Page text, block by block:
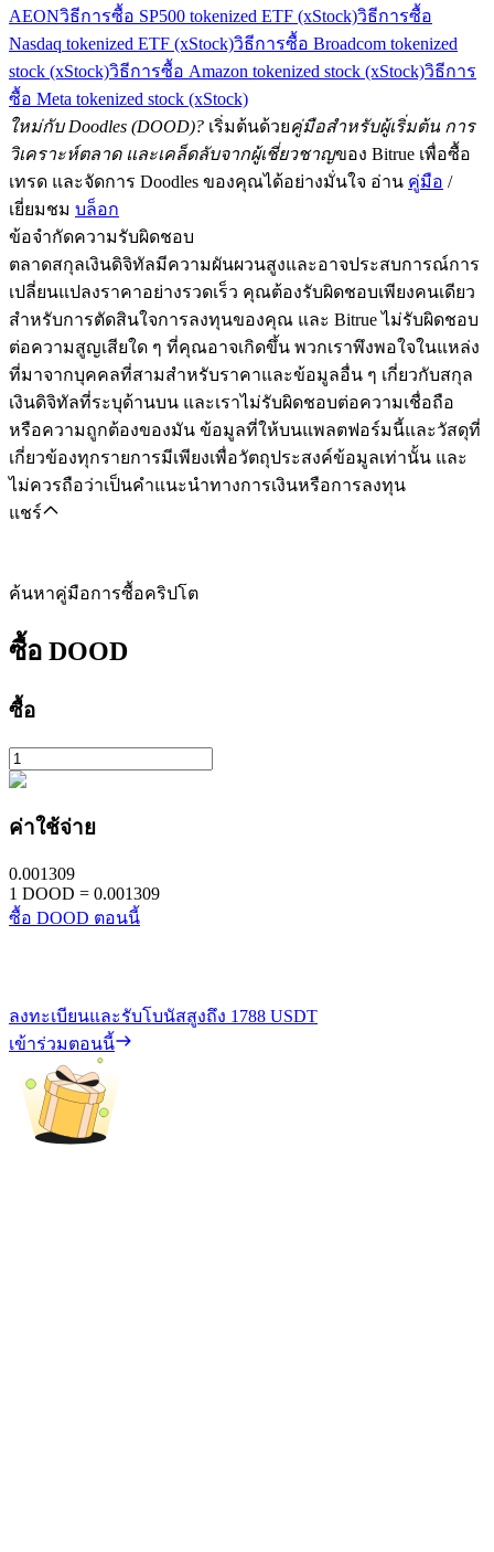
AEONวิธีการซื้อ SP500 tokenized ETF (xStock)วิธีการซื้อ
Nasdaq tokenized ETF (xStock)วิธีการซื้อ Broadcom tokenized
stock (xStock)วิธีการซื้อ Amazon tokenized stock (xStock)วิธีการ
ซื้อ Meta tokenized stock (xStock)
ใหม่กับ Doodles (DOOD)? เริ่มต้นด้วยคู่มือสำหรับผู้เริ่มต้น การ
วิเคราะห์ตลาด และเคล็ดลับจากผู้เชี่ยวชาญของ Bitrue เพื่อซื้อ
เทรด และจัดการ Doodles ของคุณได้อย่างมั่นใจ อ่าน คู่มือ /
เยี่ยมชม บล็อก
ข้อจำกัดความรับผิดชอบ
ตลาดสกุลเงินดิจิทัลมีความผันผวนสูงและอาจประสบการณ์การ
เปลี่ยนแปลงราคาอย่างรวดเร็ว คุณต้องรับผิดชอบเพียงคนเดียว
สำหรับการตัดสินใจการลงทุนของคุณ และ Bitrue ไม่รับผิดชอบ
ต่อความสูญเสียใด ๆ ที่คุณอาจเกิดขึ้น พวกเราพึงพอใจในแหล่ง
ที่มาจากบุคคลที่สามสำหรับราคาและข้อมูลอื่น ๆ เกี่ยวกับสกุล
เงินดิจิทัลที่ระบุด้านบน และเราไม่รับผิดชอบต่อความเชื่อถือ
หรือความถูกต้องของมัน ข้อมูลที่ให้บนแพลตฟอร์มนี้และวัสดุที่
เกี่ยวข้องทุกรายการมีเพียงเพื่อวัตถุประสงค์ข้อมูลเท่านั้น และ
ไม่ควรถือว่าเป็นคำแนะนำทางการเงินหรือการลงทุน
แชร์
ค้นหาคู่มือการซื้อคริปโต
ซื้อ DOOD
ซื้อ
ค่าใช้จ่าย
0.001309
1 DOOD = 0.001309
ซื้อ DOOD ตอนนี้
ลงทะเบียนและรับโบนัสสูงถึง 1788 USDT
เข้าร่วมตอนนี้